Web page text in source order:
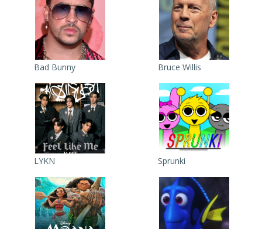
Bad Bunny Bruce Willis
LYKN Sprunki